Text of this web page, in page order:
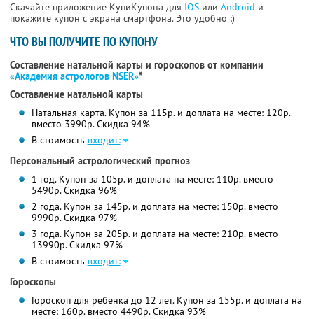
Скачайте приложение КупиКупона для IOS или Android и
покажите купон с экрана смартфона. Это удобно :)
ЧТО ВЫ ПОЛУЧИТЕ ПО КУПОНУ
Составление натальной карты и гороскопов от компании
«Академия астрологов NSER»*
Составление натальной карты
Натальная карта. Купон за 115р. и доплата на месте: 120р.
вместо 3990р. Скидка 94%
В стоимость входит:
Персональный астрологический прогноз
1 год. Купон за 105р. и доплата на месте: 110р. вместо
5490р. Скидка 96%
2 года. Купон за 145р. и доплата на месте: 150р. вместо
9990р. Скидка 97%
3 года. Купон за 205р. и доплата на месте: 210р. вместо
13990р. Скидка 97%
В стоимость входит:
Гороскопы
Гороскоп для ребенка до 12 лет. Купон за 155р. и доплата на
месте: 160р. вместо 4490р. Скидка 93%